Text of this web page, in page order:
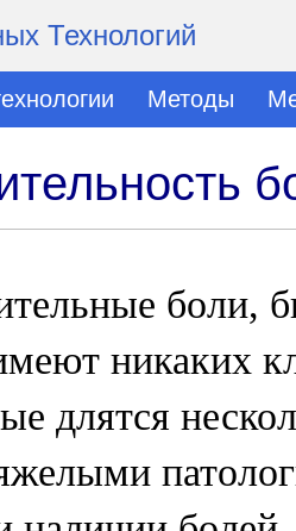
Технологий
Методы
боли,
никаких
длятся